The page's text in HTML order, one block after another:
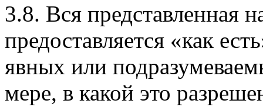
3.8. Вся представленная
предоставляется «как
явных или
мере, в какой это